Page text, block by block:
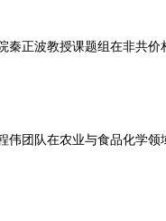
秦正波教授课题组在非共价
伟团队在农业与食品化学领